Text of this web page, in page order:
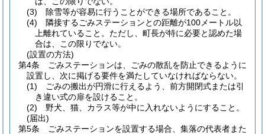
(3)
除雪等が容易に行うことができる場所であること。
(4)
隣接するごみステーションとの距離が100メートル以
上離れていること。 ただし、町長が特に必要と認めた場
合は、この限りでない。
(設置の方法)
第4条
ごみステーションは、ごみの散乱を防止できるように
設置し、次に掲げる要件を満たしていなければならない。
(1)
ごみの搬出が円滑に行えるよう、前方開閉式または引
き違い式の扉を設けること。
(2)
野犬、猫、カラス等が中に入れないようにすること。
(届出)
第5条
ごみステーションを設置する場合、集落の代表者また